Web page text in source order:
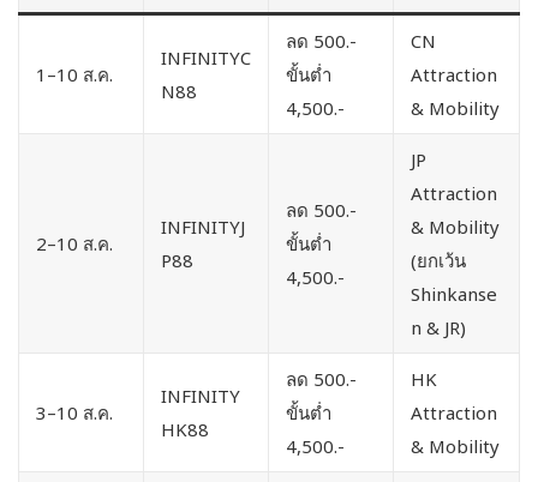
1–10 ส.ค.
INFINITYC
N88
ลด 500.-
ขั้นต่ำ
4,500.-
CN
Attraction
& Mobility
2–10 ส.ค.
INFINITYJ
P88
ลด 500.-
ขั้นต่ำ
4,500.-
JP
Attraction
& Mobility
(ยกเว้น
Shinkanse
n & JR)
3–10 ส.ค.
INFINITY
HK88
ลด 500.-
ขั้นต่ำ
4,500.-
HK
Attraction
& Mobility